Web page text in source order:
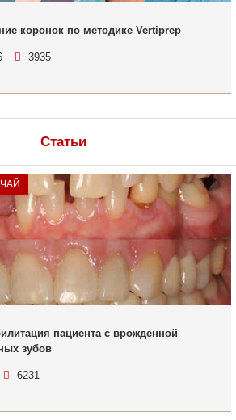
коронок по методике Vertiprep
3935
Статьи
пациента с врожденной
зубов
6231